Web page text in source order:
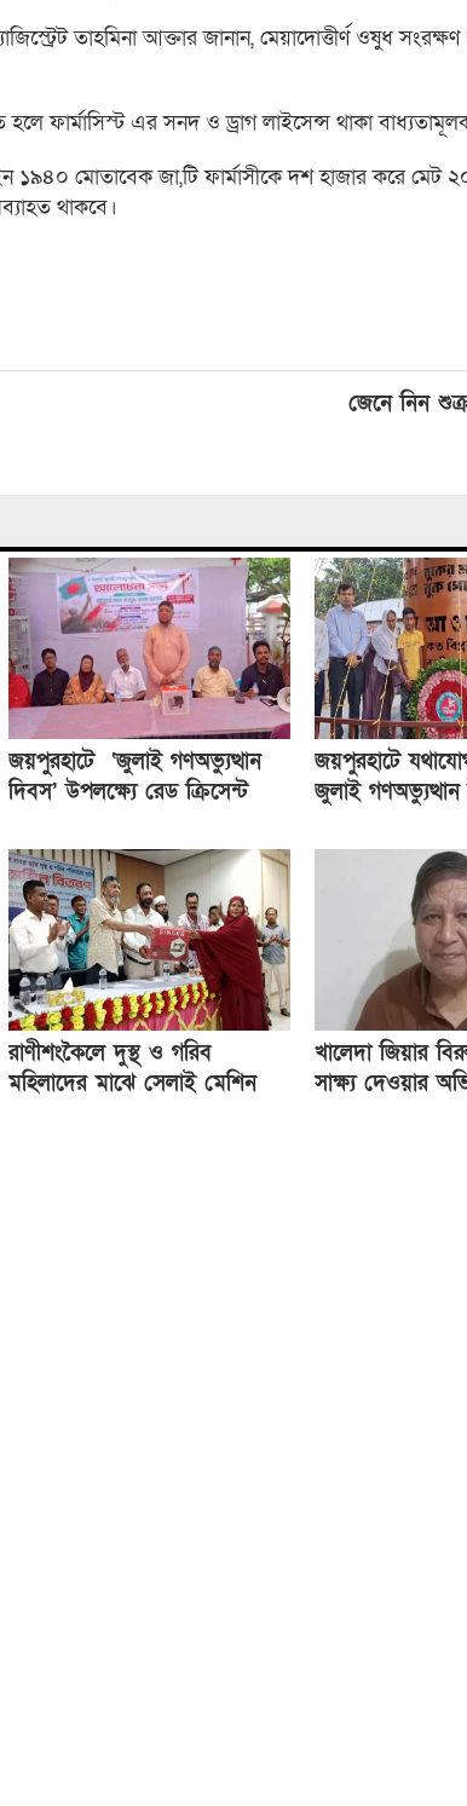
তাহমিনা আক্তার জানান, মেয়াদোত্তীর্ণ ওষুধ সংরক্ষণ
ফার্মাসিস্ট এর সনদ ও ড্রাগ লাইসেন্স থাকা
মোতাবেক জা,টি ফার্মাসীকে দশ হাজার করে মেট
থাকবে।
জেনে নিন
জয়পুরহাটে ‘জুলাই গণঅভ্যুত্থান
দিবস’ উপলক্ষ্যে রেড ক্রিসেন্ট
জয়পুরহাটে
জুলাই
রাণীশংকৈলে দুস্থ ও গরিব
মহিলাদের মাঝে সেলাই মেশিন
খালেদা জিয়ার
সাক্ষ্য দেওয়ার